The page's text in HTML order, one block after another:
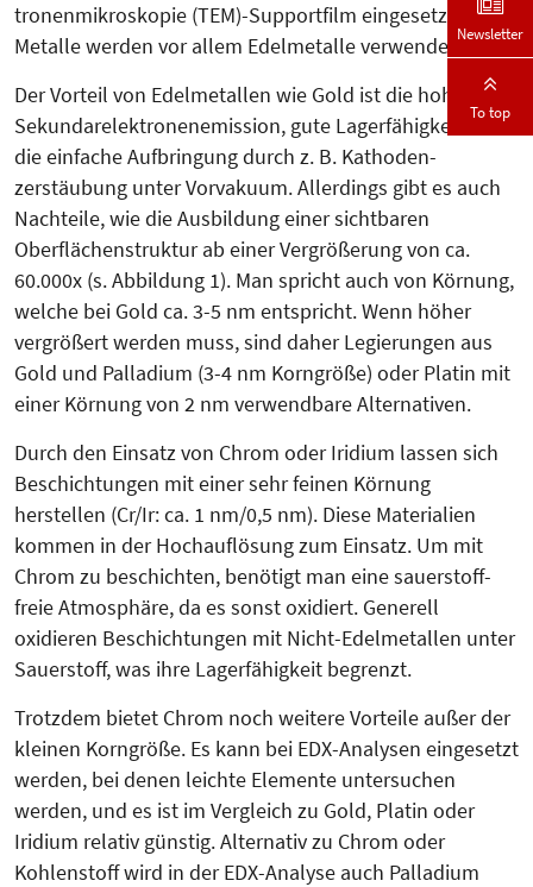
tronenmikroskopie (TEM)-Sup­port­film eingesetzt. Als
Metalle werden vor allem Edel­metalle verwendet.
Der Vorteil von Edelmetallen wie Gold ist die hohe
Sekundarelektronen­emission, gu­­te Lagerfähigkeit und
die einfache Aufbringung durch z. B. Ka­tho­den­­
zerstäubung unter Vorva­kuum. Allerdings gibt es auch
Nach­teile, wie die Ausbildung einer sichtbaren
Oberflächenstruktur ab einer Ver­größerung von ca.
60.000x (s. Ab­bil­dung 1). Man spricht auch von Kör­nung,
welche bei Gold ca. 3-5 nm entspricht. Wenn höher
vergrößert werden muss, sind daher Le­gierungen aus
Gold und Palladium (3-4 nm Korngröße) oder Platin mit
einer Körnung von 2 nm verwendbare Alternativen.
Durch den Einsatz von Chrom oder Iridium lassen sich
Beschichtungen mit einer sehr feinen Körnung
herstellen (Cr/Ir: ca. 1 nm/0,5 nm). Diese Materialien
kommen in der Hochauflösung zum Einsatz. Um mit
Chrom zu beschichten, benötigt man eine sauerstoff-
freie Atmosphäre, da es sonst oxidiert. Generell
oxidieren Beschichtungen mit Nicht-Edel­metallen unter
Sauerstoff, was ihre Lagerfähigkeit begrenzt.
Trotzdem bietet Chrom noch weitere Vorteile außer der
kleinen Korngröße. Es kann bei EDX-Analysen eingesetzt
werden, bei denen leichte Elemente untersuchen
werden, und es ist im Vergleich zu Gold, Platin oder
Iridium relativ günstig. Alternativ zu Chrom oder
Kohlenstoff wird in der EDX-Analyse auch Palla­dium
Newsletter
To top